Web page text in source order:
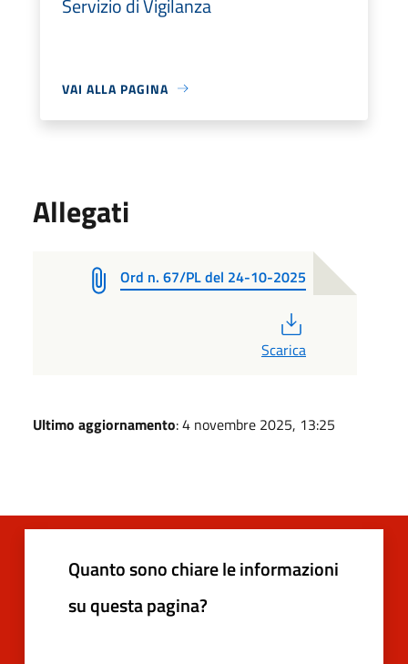
VAI ALLA PAGINA
Allegati
Ord n. 67/PL del 24-10-2025
Scarica
Ultimo aggiornamento: 4 novembre 2025, 13:25
Quanto sono chiare le informazioni
su questa pagina?